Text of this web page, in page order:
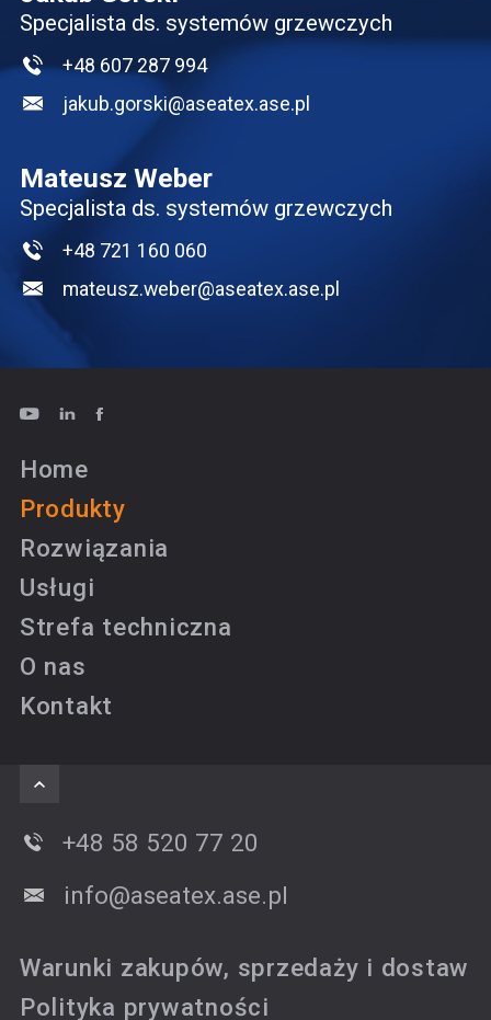
Specjalista ds. systemów grzewczych
+48 607 287 994
jakub.gorski@aseatex.ase.pl
Mateusz Weber
Specjalista ds. systemów grzewczych
+48 721 160 060
mateusz.weber@aseatex.ase.pl
Home
Produkty
Rozwiązania
Usługi
Strefa techniczna
O nas
Kontakt
+48 58 520 77 20
info@aseatex.ase.pl
Warunki zakupów, sprzedaży i dostaw
Polityka prywatności